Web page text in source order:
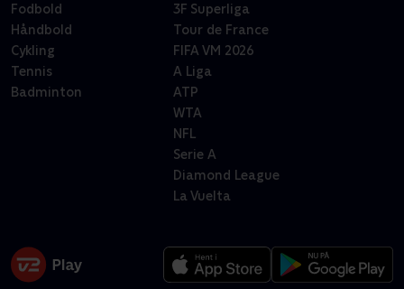
Fodbold
Håndbold
Cykling
Tennis
Badminton
3F Superliga
Tour de France
FIFA VM 2026
A Liga
ATP
WTA
NFL
Serie A
Diamond League
La Vuelta